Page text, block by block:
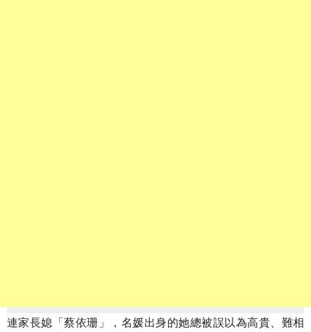
連家長媳「蔡依珊」，名媛出身的她總被誤以為高貴、難相